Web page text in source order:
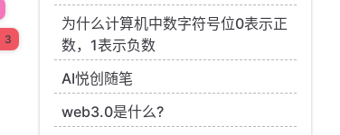
3
为什么计算机中数字符号位0表示正
数，1表示负数
AI悦创随笔
web3.0是什么?